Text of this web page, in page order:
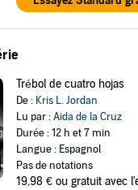
Trébol de cuatro hojas
De : Kris L. Jordan
Lu par :Aida de la Cruz
Durée : 12 h et 7 min
Langue : Espagnol
Pas de notations
19,98 € ou gratuit avec